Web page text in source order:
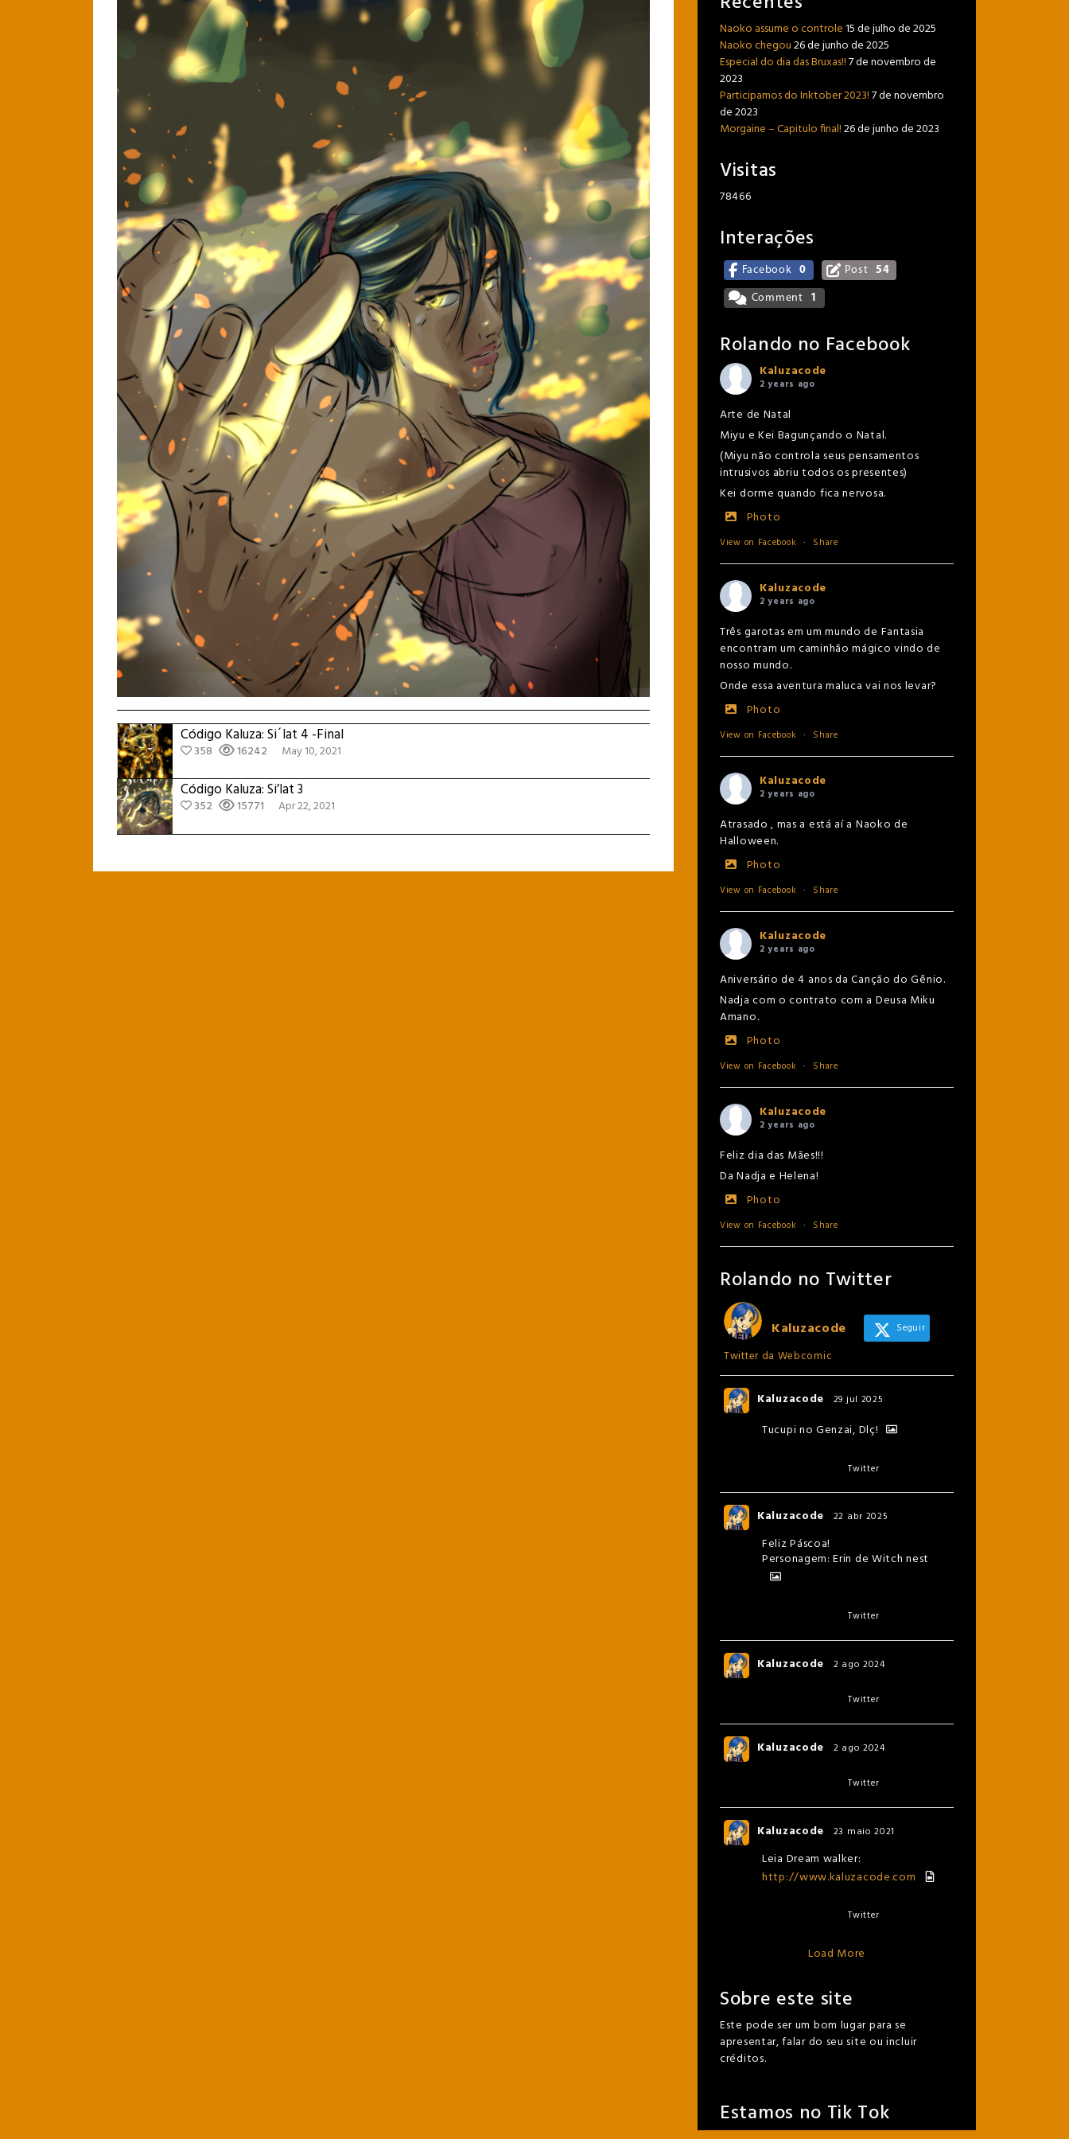
Código Kaluza: Si´lat 4 -Final
358 16242 May 10, 2021
Código Kaluza: Si’lat 3
352 15771 Apr 22, 2021
Naoko assume o controle15 de julho de 2025
Naoko chegou26 de junho de 2025
Especial do dia das Bruxas!!7 de novembro de
2023
Participamos do Inktober 2023!7 de novembro
de 2023
Morgaine – Capitulo final!26 de junho de 2023
Visitas
78466
Interações
Facebook 0 Post 54
Comment 1
Rolando no Facebook
Kaluzacode
2 years ago
Arte de Natal
Miyu e Kei Bagunçando o Natal.
(Miyu não controla seus pensamentos
intrusivos abriu todos os presentes)
Kei dorme quando fica nervosa.
Photo
View on Facebook · Share
Kaluzacode
2 years ago
Três garotas em um mundo de Fantasia
encontram um caminhão mágico vindo de
nosso mundo.
Onde essa aventura maluca vai nos levar?
Photo
View on Facebook · Share
Kaluzacode
2 years ago
Atrasado , mas a está aí a Naoko de
Halloween.
Photo
View on Facebook · Share
Kaluzacode
2 years ago
Aniversário de 4 anos da Canção do Gênio.
Nadja com o contrato com a Deusa Miku
Amano.
Photo
View on Facebook · Share
Kaluzacode
2 years ago
Feliz dia das Mães!!!
Da Nadja e Helena!
Photo
View on Facebook · Share
Rolando no Twitter
Kaluzacode Seguir
Twitter da Webcomic
Kaluzacode 29 jul 2025
Tucupi no Genzai, Dlç!
Twitter
Kaluzacode 22 abr 2025
Feliz Páscoa!
Personagem: Erin de Witch nest
Twitter
Kaluzacode 2 ago 2024
Twitter
Kaluzacode 2 ago 2024
Twitter
Kaluzacode 23 maio 2021
Leia Dream walker:
http://www.kaluzacode.com
Twitter
Load More
Sobre este site
Este pode ser um bom lugar para se
apresentar, falar do seu site ou incluir
créditos.
Estamos no Tik Tok